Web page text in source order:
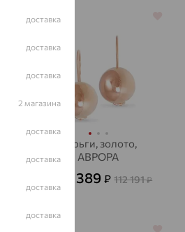
64%
Серьги, золото,
АВРОРА
40 389₽ 112 191₽
доставка
доставка
доставка
2 магазина
доставка
доставка
доставка
доставка